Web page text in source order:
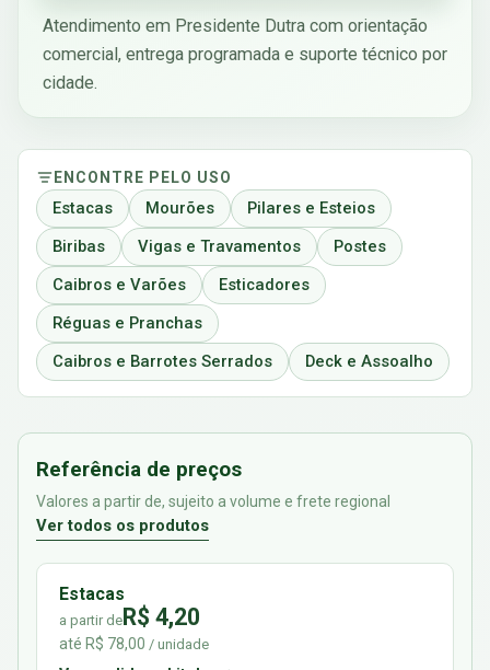
Atendimento em Presidente Dutra com orientação
comercial, entrega programada e suporte técnico por
cidade.
ENCONTRE PELO USO
Estacas Mourões
Pilares e Esteios
Biribas
Vigas e Travamentos
Postes
Caibros e Varões
Esticadores
Réguas e Pranchas
Caibros e Barrotes Serrados
Deck e Assoalho
Referência de preços
Valores a partir de, sujeito a volume e frete regional
Ver todos os produtos
Estacas
a partir deR$ 4,20
até R$ 78,00 / unidade